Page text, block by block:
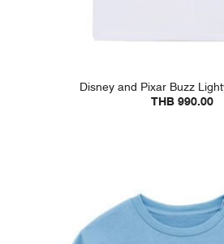
Disney and Pixar Buzz
THB 990.00